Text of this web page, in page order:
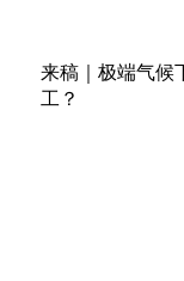
来稿｜极端气候
工？